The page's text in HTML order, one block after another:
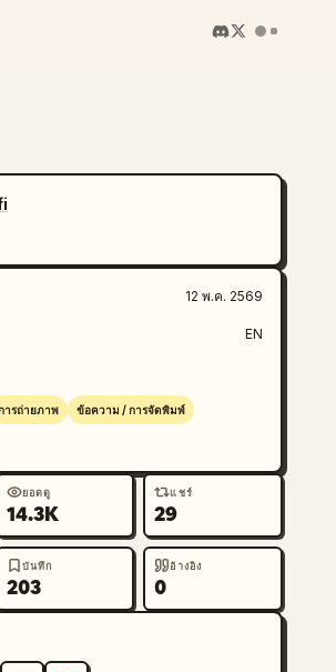
12 พ.ค. 2569
EN
ารถ่ายภาพ ข้อความ / การจัดพิมพ์
ยอดดู
14.3K
แชร์
29
บันทึก
203
อ้างอิง
0